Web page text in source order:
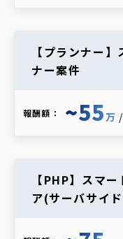
【プランナー
ナー案件
報酬額： ~55万
【PHP】スマ
ア(サーバサイ